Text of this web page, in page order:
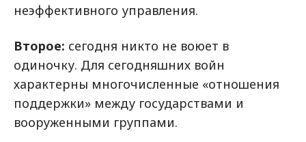
неэффективного управления.
Второе: сегодня никто не воюет в
одиночку. Для сегодняшних войн
характерны многочисленные «отношения
поддержки» между государствами и
вооруженными группами.